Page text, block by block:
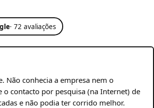
· 72 avaliações
Não conhecia a empresa nem o
o contacto por pesquisa (na Internet) de
e não podia ter corrido melhor.